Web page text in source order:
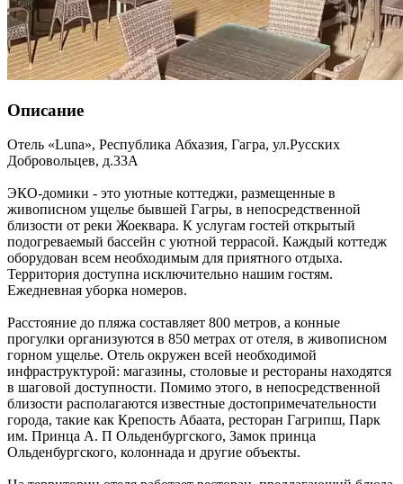
Описание
Отель «Luna», Республика Абхазия, Гагра, ул.Русских
Добровольцев, д.33А
ЭКО-домики - это уютные коттеджи, размещенные в
живописном ущелье бывшей Гагры, в непосредственной
близости от реки Жоеквара. К услугам гостей открытый
подогреваемый бассейн с уютной террасой. Каждый коттедж
оборудован всем необходимым для приятного отдыха.
Территория доступна исключительно нашим гостям.
Ежедневная уборка номеров.
Расстояние до пляжа составляет 800 метров, а конные
прогулки организуются в 850 метрах от отеля, в живописном
горном ущелье. Отель окружен всей необходимой
инфраструктурой: магазины, столовые и рестораны находятся
в шаговой доступности. Помимо этого, в непосредственной
близости располагаются известные достопримечательности
города, такие как Крепость Абаата, ресторан Гагрипш, Парк
им. Принца А. П Ольденбургского, Замок принца
Ольденбургского, колоннада и другие объекты.